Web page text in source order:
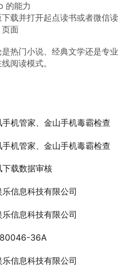
的能力
载并打开起点读书或者微信读
面
热门小说、经典文学还是专业
阅读模式。
手机管家、金山手机毒霸检查
手机管家、金山手机毒霸检查
下载数据审核
信息科技有限公司
信息科技有限公司
36A
乐信息科技有限公司